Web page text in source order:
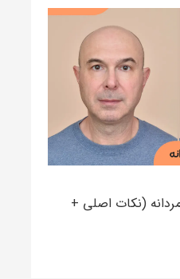
(نکات اصلی +